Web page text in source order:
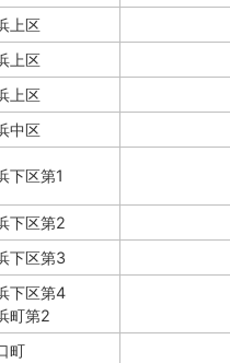
上区
上区
上区
中区
下区第1
下区第2
下区第3
下区第4
町第2
町